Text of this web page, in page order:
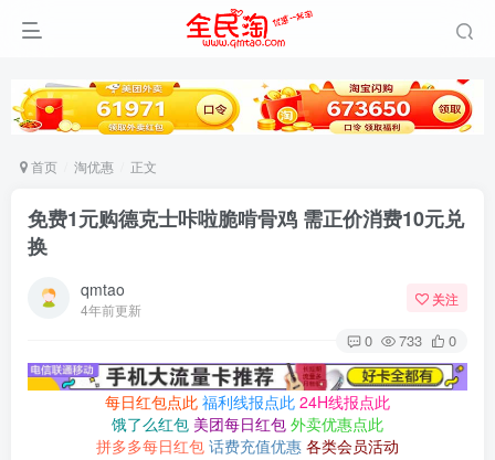
首页 淘优惠 正文
免费1元购德克士咔啦脆啃骨鸡 需正价消费10元兑
换
qmtao
4年前更新
关注
0 733 0
每日红包点此 福利线报点此 24H线报点此
饿了么红包 美团每日红包 外卖优惠点此
拼多多每日红包 话费充值优惠 各类会员活动